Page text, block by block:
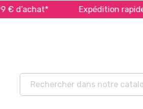
Expédition rapide